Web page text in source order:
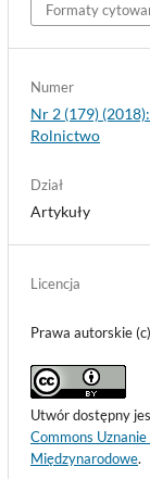
Formaty
Numer
Nr 2 (179)
Rolnictwo
Dział
Artykuły
Licencja
Prawa autorskie
Utwór dostępny
Commons
Międzynarodowe.